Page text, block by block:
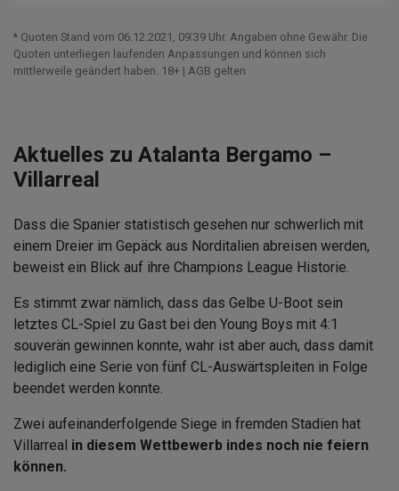
* Quoten Stand vom 06.12.2021‚ 09⁚39 Uhr. Angaben ohne Gewähr. Die
Quoten unterliegen laufenden Anpassungen und können sich
mittlerweile geändert haben. 18+ | AGB gelten
Aktuelles zu Atalanta Bergamo –
Villarreal
Dass die Spanier statistisch gesehen nur schwerlich mit
einem Dreier im Gepäck aus Norditalien abreisen werden,
beweist ein Blick auf ihre Champions League Historie.
Es stimmt zwar nämlich, dass das Gelbe U-Boot sein
letztes CL-Spiel zu Gast bei den Young Boys mit 4:1
souverän gewinnen konnte, wahr ist aber auch, dass damit
lediglich eine Serie von fünf CL-Auswärtspleiten in Folge
beendet werden konnte.
Zwei aufeinanderfolgende Siege in fremden Stadien hat
Villarreal in diesem Wettbewerb indes noch nie feiern
können.